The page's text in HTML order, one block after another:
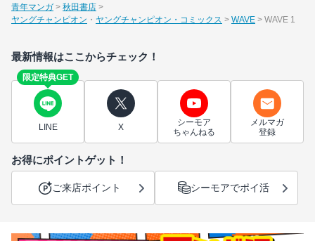
青年マンガ
秋田書店
ヤングチャンピオン
ヤングチャンピオン・コミックス WAVE WAVE 1
最新情報はここからチェック！
限定特典GET
LINE X
シーモア
ちゃんねる
メルマガ
登録
お得にポイントゲット！
ご来店ポイント シーモアでポイ活